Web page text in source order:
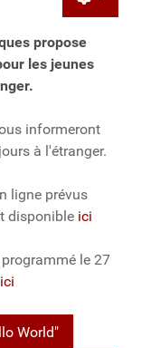
propose
les jeunes
informeront
à l'étranger.
ligne prévus
disponible ici
le 27
ici
World"